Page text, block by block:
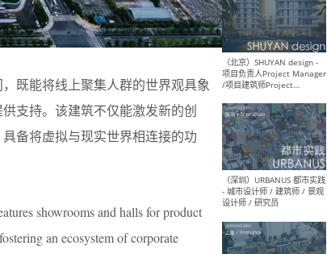
既能将线上聚集人群的世界观具象
支持。该建筑不仅能激发新的创
备将虚拟与现实世界相连接的功
showrooms and halls for product
an ecosystem of corporate